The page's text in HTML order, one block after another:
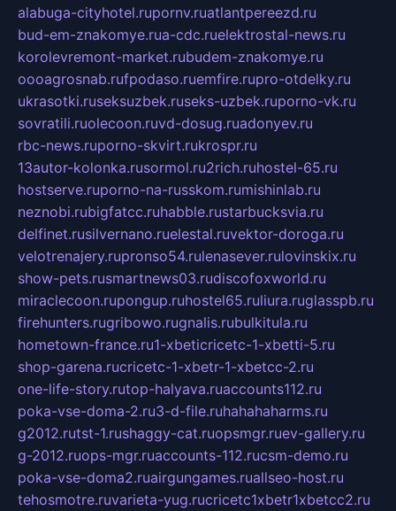
alabuga-cityhotel.rupornv.ruatlantpereezd.ru
bud-em-znakomye.rua-cdc.ruelektrostal-news.ru
korolevremont-market.rubudem-znakomye.ru
oooagrosnab.rufpodaso.ruemfire.rupro-otdelky.ru
ukrasotki.ruseksuzbek.ruseks-uzbek.ruporno-vk.ru
sovratili.ruolecoon.ruvd-dosug.ruadonyev.ru
rbc-news.ruporno-skvirt.rukrospr.ru
13autor-kolonka.rusormol.ru2rich.ruhostel-65.ru
hostserve.ruporno-na-russkom.rumishinlab.ru
neznobi.rubigfatcc.ruhabble.rustarbucksvia.ru
delfinet.rusilvernano.ruelestal.ruvektor-doroga.ru
velotrenajery.rupronso54.rulenasever.rulovinskix.ru
show-pets.rusmartnews03.rudiscofoxworld.ru
miraclecoon.rupongup.ruhostel65.ruliura.ruglasspb.ru
firehunters.rugribowo.rugnalis.rubulkitula.ru
hometown-france.ru1-xbeticricetc-1-xbetti-5.ru
shop-garena.rucricetc-1-xbetr-1-xbetcc-2.ru
one-life-story.rutop-halyava.ruaccounts112.ru
poka-vse-doma-2.ru3-d-file.ruhahahaharms.ru
g2012.rutst-1.rushaggy-cat.ruopsmgr.ruev-gallery.ru
g-2012.ruops-mgr.ruaccounts-112.rucsm-demo.ru
poka-vse-doma2.ruairgungames.ruallseo-host.ru
tehosmotre.ruvarieta-yug.rucricetc1xbetr1xbetcc2.ru